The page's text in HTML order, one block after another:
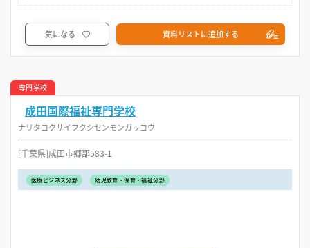
気になる 資料リストに追加する
専門学校
成田国際福祉専門学校
ナリタコクサイフクシセンモンガッコウ
[千葉県]成田市郷部583-1
医療ビジネス分野 幼児教育・保育・福祉分野